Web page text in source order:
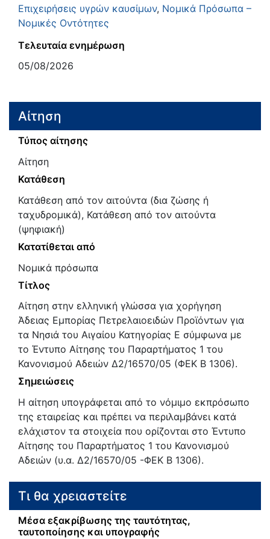
Επιχειρήσεις υγρών καυσίμων, Νομικά Πρόσωπα –
Νομικές Οντότητες
Τελευταία ενημέρωση
05/08/2026
Αίτηση
Τύπος αίτησης
Αίτηση
Κατάθεση
Κατάθεση από τον αιτούντα (δια ζώσης ή
ταχυδρομικά), Κατάθεση από τον αιτούντα
(ψηφιακή)
Κατατίθεται από
Νομικά πρόσωπα
Τίτλος
Αίτηση στην ελληνική γλώσσα για χορήγηση
Άδειας Εμπορίας Πετρελαιοειδών Προϊόντων για
τα Νησιά του Αιγαίου Κατηγορίας Ε σύμφωνα με
το Έντυπο Αίτησης του Παραρτήματος 1 του
Κανονισμού Αδειών Δ2/16570/05 (ΦΕΚ Β 1306).
Σημειώσεις
Η αίτηση υπογράφεται από το νόμιμο εκπρόσωπο
της εταιρείας και πρέπει να περιλαμβάνει κατά
ελάχιστον τα στοιχεία που ορίζονται στο Έντυπο
Αίτησης του Παραρτήματος 1 του Κανονισμού
Αδειών (υ.α. Δ2/16570/05 -ΦΕΚ Β 1306).
Τι θα χρειαστείτε
Μέσα εξακρίβωσης της ταυτότητας,
ταυτοποίησης και υπογραφής